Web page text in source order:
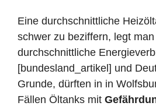
Eine durchschnittliche
schwer zu beziffern, legt
durchschnittliche
[bundesland_artikel] und
Grunde, dürften in in
Fällen Öltanks mit